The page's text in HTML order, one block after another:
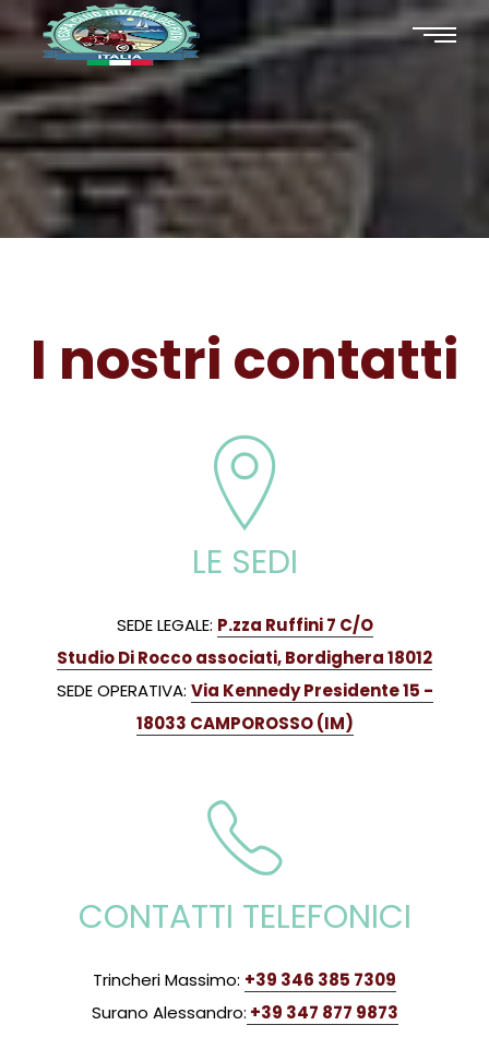
I nostri contatti
LE SEDI
SEDE LEGALE: P.zza Ruffini 7 C/O
Studio Di Rocco associati, Bordighera 18012
SEDE OPERATIVA: Via Kennedy Presidente 15 -
18033 CAMPOROSSO (IM)
CONTATTI TELEFONICI
Trincheri Massimo: +39 346 385 7309
Surano Alessandro: +39 347 877 9873